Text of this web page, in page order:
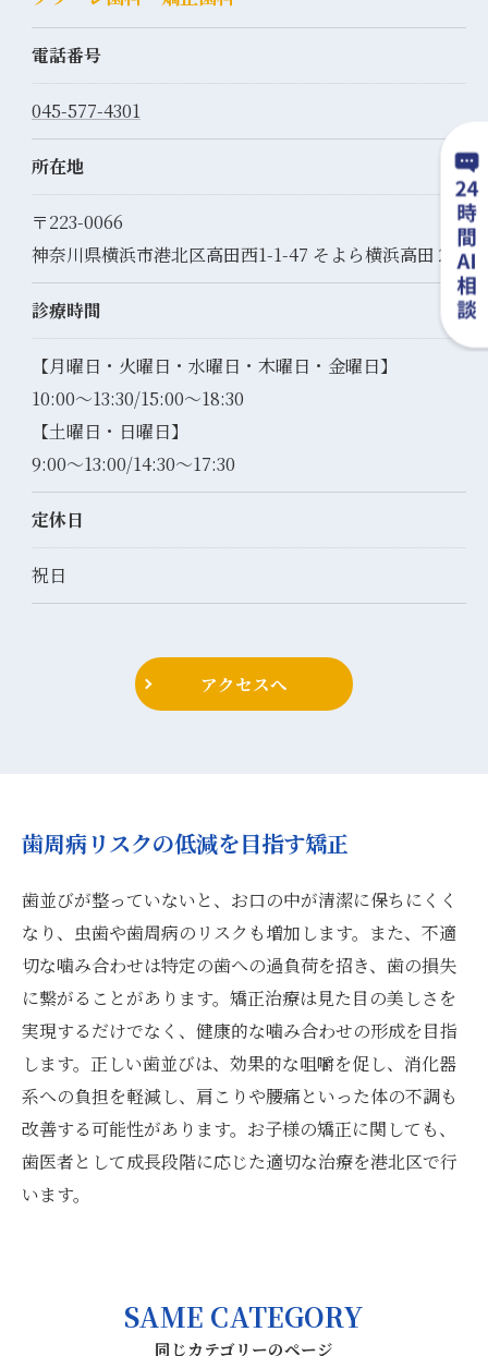
電話番号
045-577-4301
所在地
〒223-0066
神奈川県横浜市港北区高田西1-1-47 そよら横浜高田２F
診療時間
【月曜日・火曜日・水曜日・木曜日・金曜日】
10:00～13:30/15:00～18:30
【土曜日・日曜日】
9:00～13:00/14:30～17:30
定休日
祝日
アクセスへ
歯周病リスクの低減を目指す矯正
歯並びが整っていないと、お口の中が清潔に保ちにくく
なり、虫歯や歯周病のリスクも増加します。また、不適
切な噛み合わせは特定の歯への過負荷を招き、歯の損失
に繋がることがあります。矯正治療は見た目の美しさを
実現するだけでなく、健康的な噛み合わせの形成を目指
します。正しい歯並びは、効果的な咀嚼を促し、消化器
系への負担を軽減し、肩こりや腰痛といった体の不調も
改善する可能性があります。お子様の矯正に関しても、
歯医者として成長段階に応じた適切な治療を港北区で行
います。
同じカテゴリーのページ
SAME CATEGORY